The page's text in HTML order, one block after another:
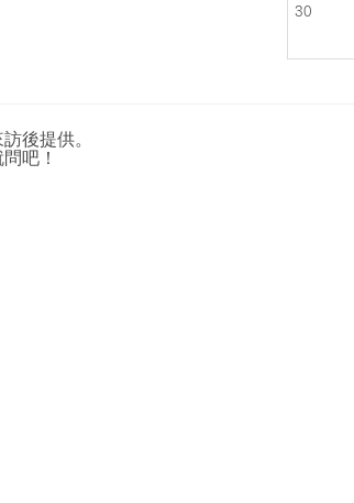
30
後提供。
吧！